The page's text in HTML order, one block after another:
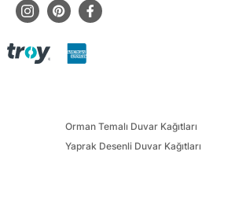
Orman Temalı Duvar Kağıtları
Yaprak Desenli Duvar Kağıtları